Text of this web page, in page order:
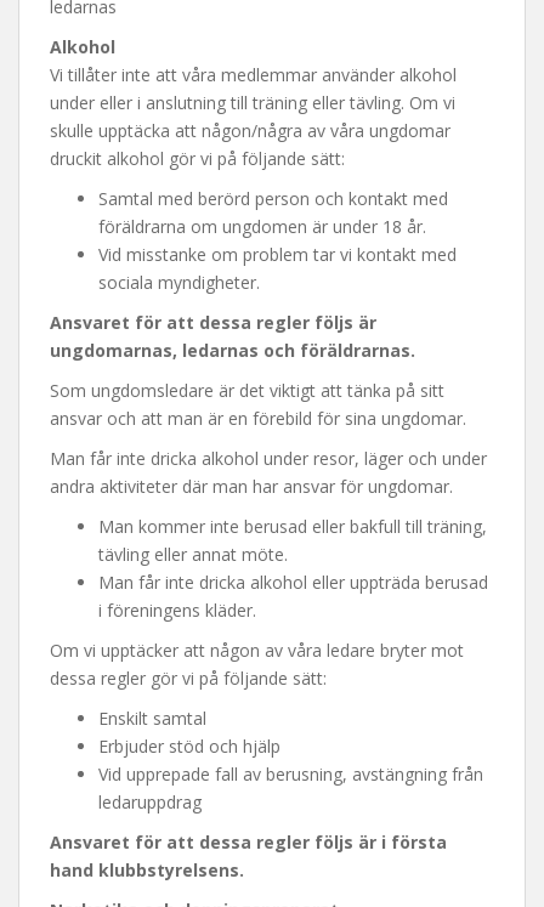
ledarnas
Alkohol
Vi tillåter inte att våra medlemmar använder alkohol
under eller i anslutning till träning eller tävling. Om vi
skulle upptäcka att någon/några av våra ungdomar
druckit alkohol gör vi på följande sätt:
Samtal med berörd person och kontakt med
föräldrarna om ungdomen är under 18 år.
Vid misstanke om problem tar vi kontakt med
sociala myndigheter.
Ansvaret för att dessa regler följs är
ungdomarnas, ledarnas och föräldrarnas.
Som ungdomsledare är det viktigt att tänka på sitt
ansvar och att man är en förebild för sina ungdomar.
Man får inte dricka alkohol under resor, läger och under
andra aktiviteter där man har ansvar för ungdomar.
Man kommer inte berusad eller bakfull till träning,
tävling eller annat möte.
Man får inte dricka alkohol eller uppträda berusad
i föreningens kläder.
Om vi upptäcker att någon av våra ledare bryter mot
dessa regler gör vi på följande sätt:
Enskilt samtal
Erbjuder stöd och hjälp
Vid upprepade fall av berusning, avstängning från
ledaruppdrag
Ansvaret för att dessa regler följs är i första
hand klubbstyrelsens.